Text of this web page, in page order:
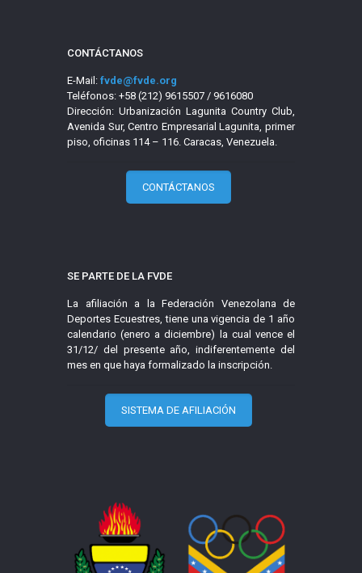
CONTÁCTANOS
E-Mail: fvde@fvde.org
Teléfonos: +58 (212) 9615507 / 9616080
Dirección: Urbanización Lagunita Country Club,
Avenida Sur, Centro Empresarial Lagunita, primer
piso, oficinas 114 – 116. Caracas, Venezuela.
CONTÁCTANOS
SE PARTE DE LA FVDE
La afiliación a la Federación Venezolana de
Deportes Ecuestres, tiene una vigencia de 1 año
calendario (enero a diciembre) la cual vence el
31/12/ del presente año, indiferentemente del
mes en que haya formalizado la inscripción.
SISTEMA DE AFILIACIÓN